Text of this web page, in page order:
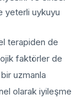
yeterli uykuyu
terapiden de
faktörler de
uzmanla
olarak iyileşme